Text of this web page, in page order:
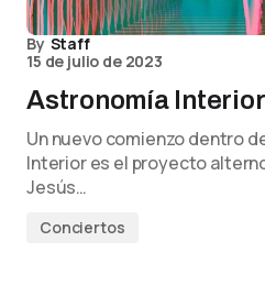
By Staff
15 de julio de 2023
Astronomía
Un nuevo comienzo dentro
Interior es el proyecto
Jesús…
Conciertos